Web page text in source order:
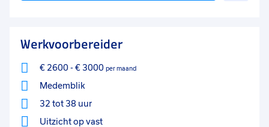
Werkvoorbereider
€ 2600- € 3000 per maand
Medemblik
32 tot 38 uur
Uitzicht op vast